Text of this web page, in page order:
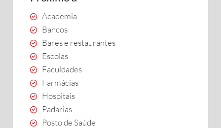
Academia
Bancos
Bares e restaurantes
Escolas
Faculdades
Farmácias
Hospitais
Padarias
Posto de Saúde